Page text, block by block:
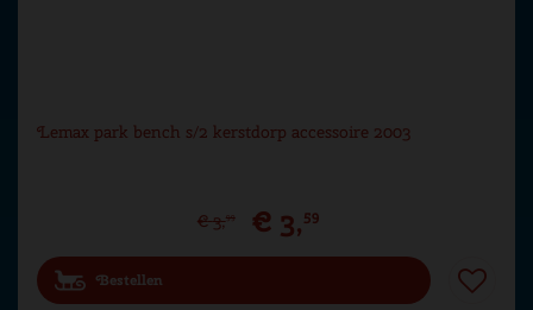
Lemax park bench s/2 kerstdorp accessoire 2003
€ 3,99 € 3,59
Bestellen